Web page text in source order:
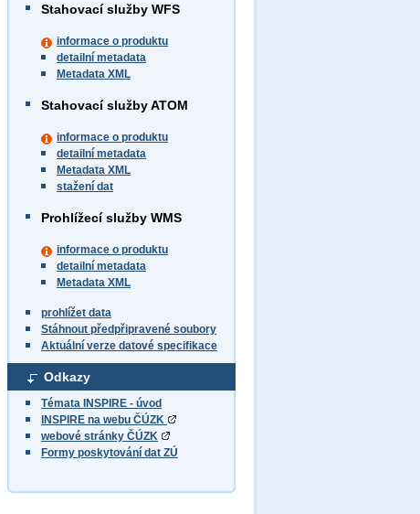
Stahovací služby WFS
informace o produktu
detailní metadata
Metadata XML
Stahovací služby ATOM
informace o produktu
detailní metadata
Metadata XML
stažení dat
Prohlížecí služby WMS
informace o produktu
detailní metadata
Metadata XML
prohlížet data
Stáhnout předpřipravené soubory
Aktuální verze datové specifikace
Odkazy
Témata INSPIRE - úvod
INSPIRE na webu ČÚZK
webové stránky ČÚZK
Formy poskytování dat ZÚ